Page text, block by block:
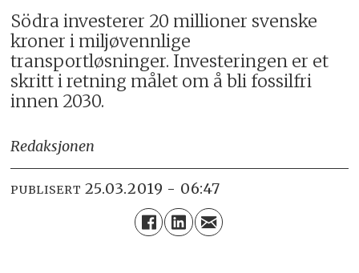
Södra investerer 20 millioner svenske
kroner i miljøvennlige
transportløsninger. Investeringen er et
skritt i retning målet om å bli fossilfri
innen 2030.
Redaksjonen
PUBLISERT 25.03.2019 - 06:47